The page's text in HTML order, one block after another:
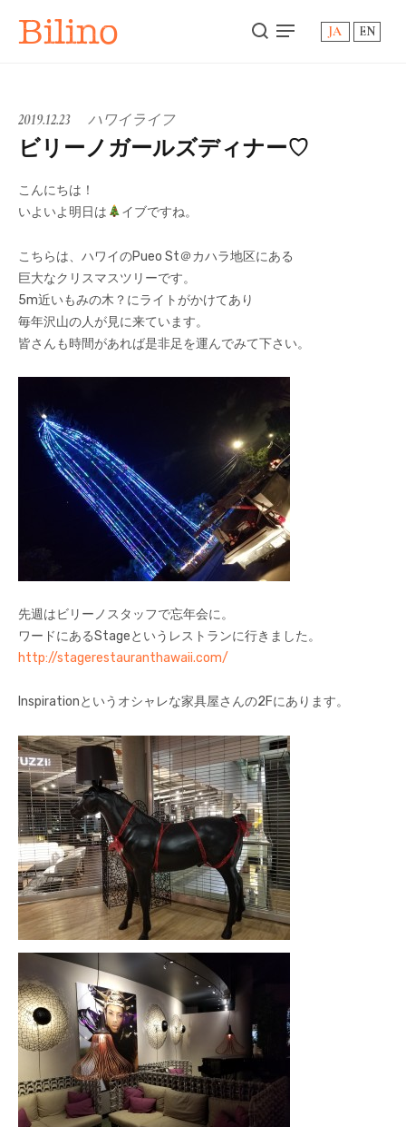
Bilino EN
JA
2019.12.23 ハワイライフ
ビリーノガールズディナー♡
こんにちは！
いよいよ明日は
イブですね。
こちらは、ハワイのPueo St＠カハラ地区にある
巨大なクリスマスツリーです。
5m近いもみの木？にライトがかけてあり
毎年沢山の人が見に来ています。
皆さんも時間があれば是非足を運んでみて下さい。
先週はビリーノスタッフで忘年会に。
ワードにあるStageというレストランに行きました。
http://stagerestauranthawaii.com/
Inspirationというオシャレな家具屋さんの2Fにあります。